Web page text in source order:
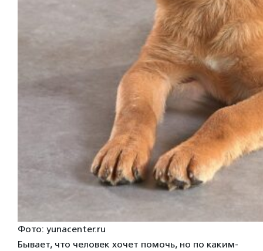
Фото: yunacenter.ru
Бывает, что человек хочет помочь, но по каким-